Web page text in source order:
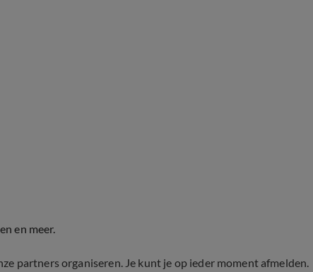
en meer.
partners organiseren. Je kunt je op ieder moment afmelden.